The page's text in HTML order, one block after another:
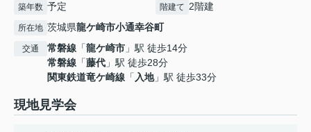
築年数 予定 階建て 2階建
所在地 茨城県龍ケ崎市小通幸谷町
交通 常磐線 「龍ケ崎市 」駅 徒歩14分
常磐線 「藤代 」駅 徒歩28分
関東鉄道竜ケ崎線 「入地」駅 徒歩33分
現地見学会